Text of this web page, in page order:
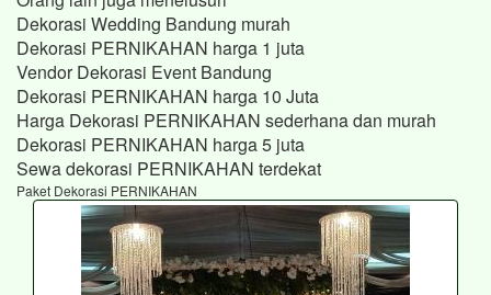
Dekorasi Wedding Bandung murah
Dekorasi PERNIKAHAN harga 1 juta
Vendor Dekorasi Event Bandung
Dekorasi PERNIKAHAN harga 10 Juta
Harga Dekorasi PERNIKAHAN sederhana dan murah
Dekorasi PERNIKAHAN harga 5 juta
Sewa dekorasi PERNIKAHAN terdekat
Paket Dekorasi PERNIKAHAN